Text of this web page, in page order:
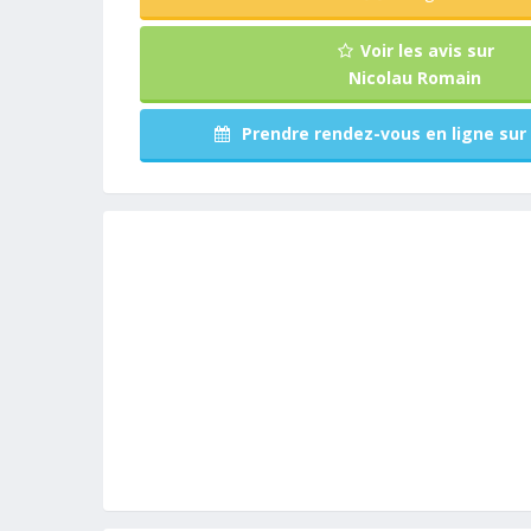
Voir les avis sur
Nicolau Romain
Prendre rendez-vous en ligne